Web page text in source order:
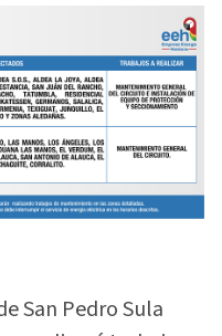
San Pedro Sula